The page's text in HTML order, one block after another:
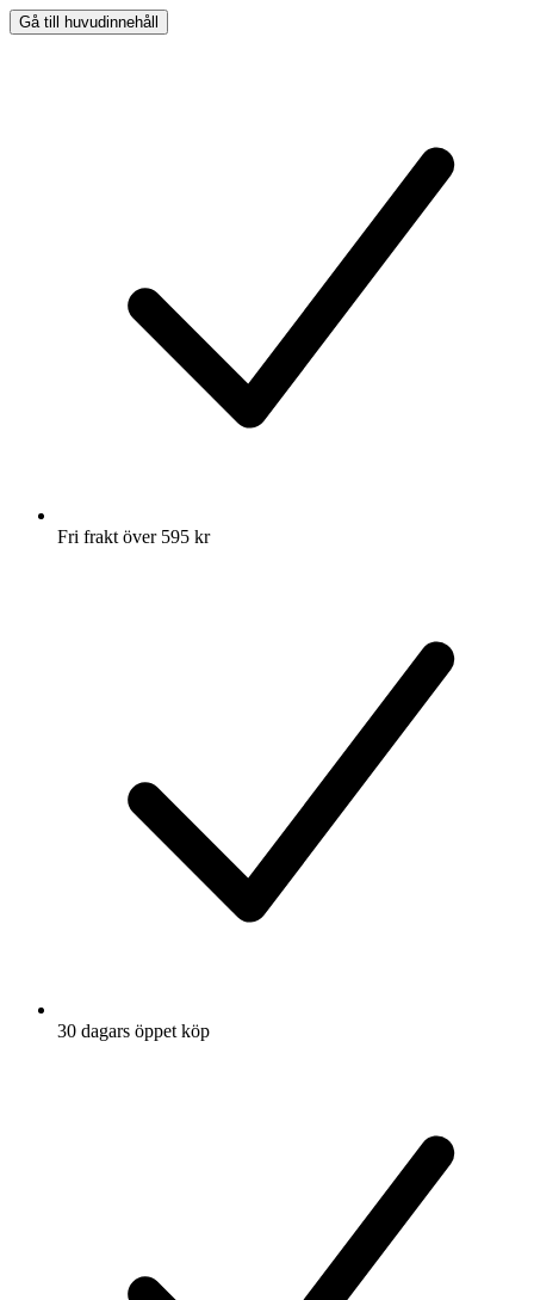
Gå till huvudinnehåll
Fri frakt över 595 kr
30 dagars öppet köp